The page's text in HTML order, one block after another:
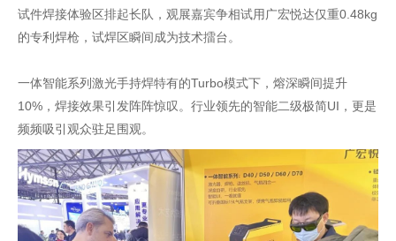
试件焊接体验区排起长队，观展嘉宾争相试用广宏悦达仅重0.48kg
的专利焊枪，试焊区瞬间成为技术擂台。
一体智能系列激光手持焊特有的Turbo模式下，熔深瞬间提升
10%，焊接效果引发阵阵惊叹。行业领先的智能二级极简UI，更是
频频吸引观众驻足围观。